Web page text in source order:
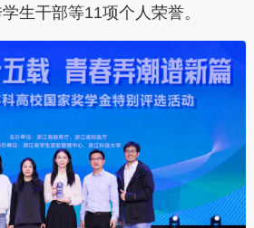
生干部等11项个人荣誉。